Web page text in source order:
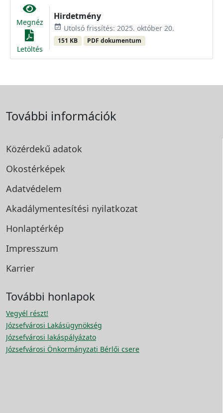
Megnéz
Letöltés
Hirdetmény
event_available Utolsó frissítés: 2025. október 20.
151 KB PDF dokumentum
További információk
Közérdekű adatok
Okostérképek
Adatvédelem
Akadálymentesítési nyilatkozat
Honlaptérkép
Impresszum
Karrier
További honlapok
Vegyél részt!
Józsefvárosi Lakásügynökség
Józsefvárosi lakáspályázato
Józsefvárosi Önkormányzati Bérlői csere